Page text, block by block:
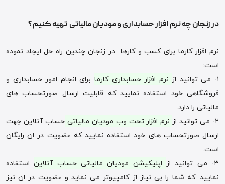
در زنجان چه نرم افزار حسابداری و مودیان مالیاتی تهیه کنیم ؟
نرم افزار کارما برای کسب و کارها در زنجان چندین راه حل ایجاد نموده
است:
۱- می توانید از
نرم افزار حسابداری کارما برای انجام امور حسابداری و
فروشگاهی خود استفاده نمایید که قابلیت ارسال صورتحساب های
مالیاتی را دارد.
۲- می توانید از
نرم افزار تحت وب مودیان مالیاتی حساب آنلاین جهت
ارسال صورتحساب های خود استفاده نمایید که عضویت در ان رایگان
است.
۳- می توانید از
اپلیکیشن مودیان مالیاتی حساب آنلایناستفاده
نمایید. که شما را بی نیاز از کامپیوتر می نماید و عضویت در ان نیز